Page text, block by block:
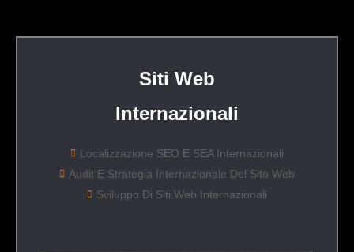
Siti Web
Internazionali
Localizzazione SEO E SEA Internazionali
Audit E Strategia Internazionale Del Sito Web
Sviluppo Di Siti Web Internazionali